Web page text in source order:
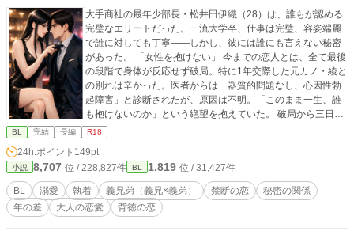
大手商社の最年少部長・松井田伊織（28）は、誰もが認める
完璧なエリートだった。一流大学卒、仕事は完璧、容姿端麗
で誰に対しても丁寧――しかし、彼には誰にも言えない秘密
があった。 「女性を抱けない」 今までの恋人とは、全て最後
の段階で身体が反応せず破局。特に1年交際した元カノ・綾と
の別れは辛かった。医者からは「器質的問題なし、心因性勃
起障害」と診断されたが、原因は不明。「このまま一生、誰
も抱けないのか」という絶望を抱えていた。 破局から三日
後、職場の飲み会を断って一人でバーへ。隣の席に座った美
女「ちか」に、生まれて初めて身体が激しく反応した。胸元
の大きく開いたワンピース、低くハスキーな声、どこか義弟
に似た雰囲気――。 酔った勢いで弱みを曝け出すと、「試し
てみます？」と誘われ、運命的な一夜を過ごす。何度も絶頂
を迎え、28歳にして初めて童貞を捨てた――。 しかし翌朝、
シャワーから出てきたのは義弟の千景だった。 「兄さんが女
BL 完結 長編 R18
24h.ポイント 149pt
小説 8,707 位 / 228,827件 BL 1,819 位 / 31,427件
BL 溺愛 執着 義兄弟（義兄×義弟） 禁断の恋
秘密の関係
年の差
大人の恋愛 背徳の恋